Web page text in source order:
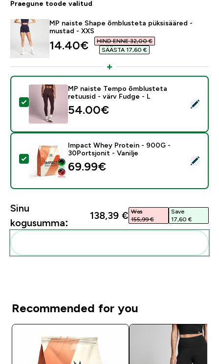
Praegune toode valitud
MP naiste Shape õmblusteta püksisääred -
mustad - XXS
discounted price
14.40€‎
HIND ENNE 32,00 €‎
SÄÄSTA 17,60 €‎
Vali see toode - MP naiste Tempo õmblusteta
MP naiste Tempo õmblusteta
retuusid - värv Fudge - L
54.00€‎
Vali see toode - Impact Whey Protein - 900G -
Impact Whey Protein - 900G -
30Portsjonit - Vanilje
69.99€‎
Sinu
kogusumma:
138,39 €‎ Was
155,99 €‎
Save
17,60 €‎
Recommended for you